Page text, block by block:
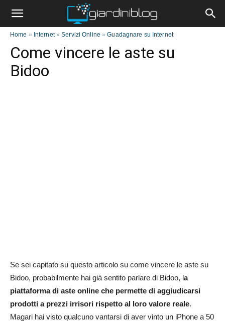
Home » Internet»Servizi Online »Guadagnare su Internet
Come vincere le aste su
Bidoo
Se sei capitato su questo articolo su come vincere le aste su
Bidoo, probabilmente hai già sentito parlare di Bidoo, la
piattaforma di aste online che permette di aggiudicarsi
prodotti a prezzi irrisori rispetto al loro valore reale.
Magari hai visto qualcuno vantarsi di aver vinto un iPhone a 50